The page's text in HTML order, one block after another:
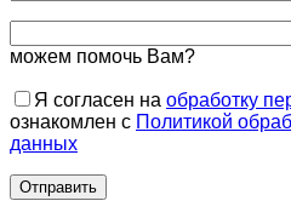
можем помочь Вам?
Я согласен на обработку
ознакомлен с Политикой
данных